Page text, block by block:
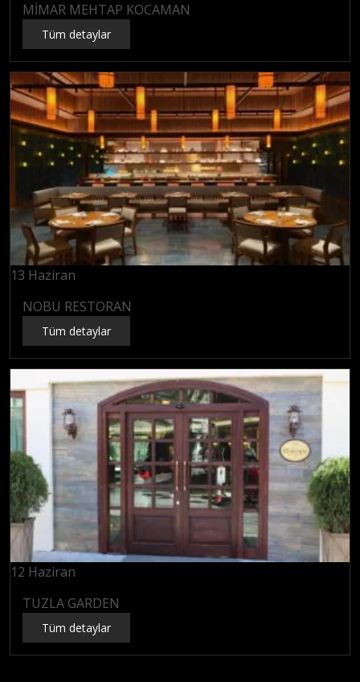
MİMAR MEHTAP KOCAMAN
Tüm detaylar
13 Haziran
NOBU RESTORAN
Tüm detaylar
12 Haziran
TUZLA GARDEN
Tüm detaylar